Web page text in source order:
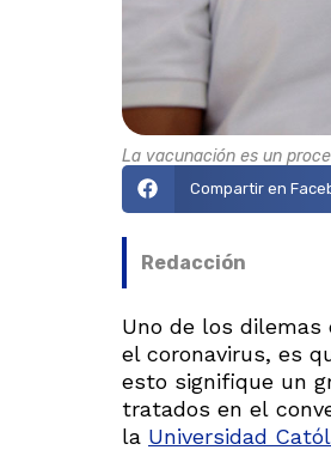
La vacunación es un
Compartir en
Redacción
Uno de los dilemas
el coronavirus, es
esto signifique un
tratados en el
la Universidad